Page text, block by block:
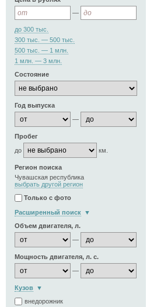
—
до 300 тыс.
300 тыс. — 500 тыс.
500 тыс. — 1 млн.
1 млн. — 3 млн.
Состояние
Год выпуска
—
Пробег
до
км.
Регион поиска
Чувашская республика
выбрать другой регион
Только с фото
Расширенный поиск
Объем двигателя, л.
—
Мощность двигателя, л. с.
—
Кузов
внедорожник